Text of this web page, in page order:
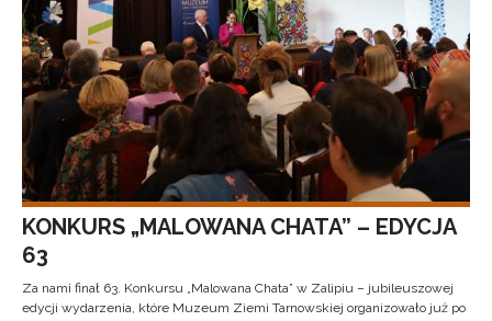
KONKURS „MALOWANA CHATA” – EDYCJA
63
Za nami finał 63. Konkursu „Malowana Chata” w Zalipiu – jubileuszowej
edycji wydarzenia, które Muzeum Ziemi Tarnowskiej organizowało już po